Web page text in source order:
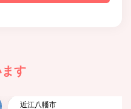
す
近江八幡市